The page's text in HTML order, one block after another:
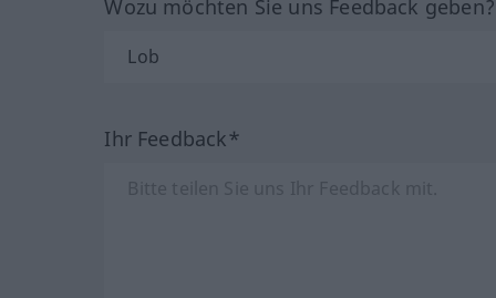
Wozu möchten Sie uns Feedback
Ihr Feedback*